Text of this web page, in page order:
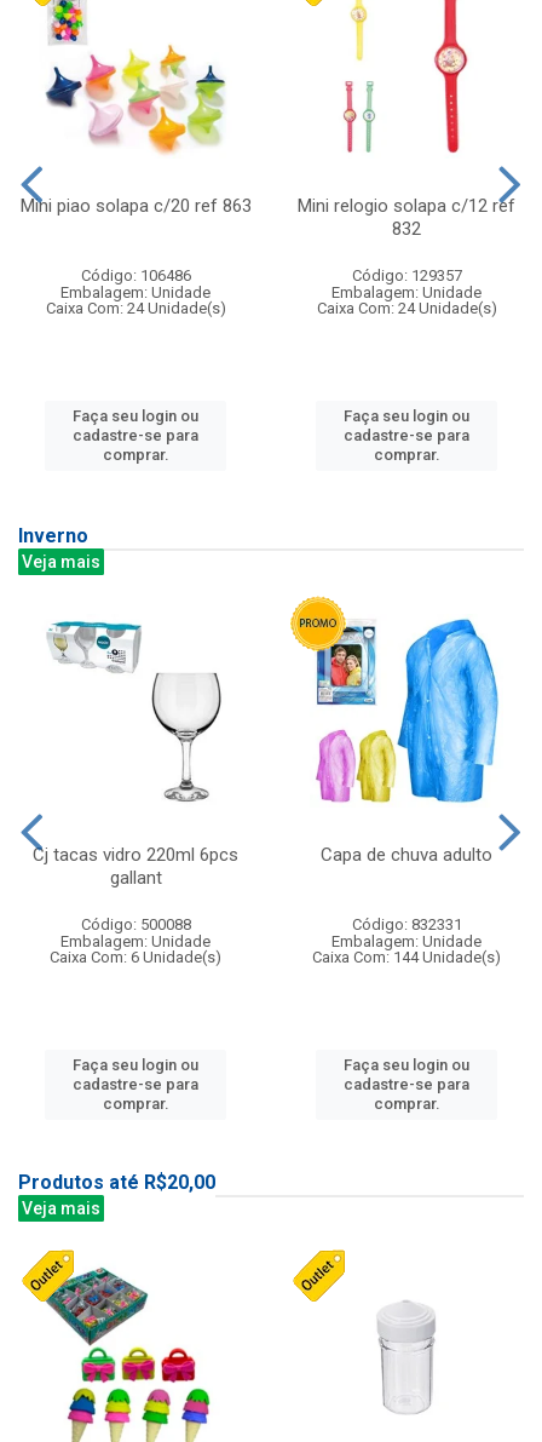
Mini piao solapa c/20 ref 863
Código: 106486
Embalagem: Unidade
Caixa Com: 24 Unidade(s)
Faça seu login ou
cadastre-se para
comprar.
Mini relogio solapa c/12 ref
832
Código: 129357
Embalagem: Unidade
Caixa Com: 24 Unidade(s)
Faça seu login ou
cadastre-se para
comprar.
Inverno
Veja mais
Cj tacas vidro 220ml 6pcs
gallant
Código: 500088
Embalagem: Unidade
Caixa Com: 6 Unidade(s)
Faça seu login ou
cadastre-se para
comprar.
Capa de chuva adulto
Código: 832331
Embalagem: Unidade
Caixa Com: 144 Unidade(s)
Faça seu login ou
cadastre-se para
comprar.
Produtos até R$20,00
Veja mais